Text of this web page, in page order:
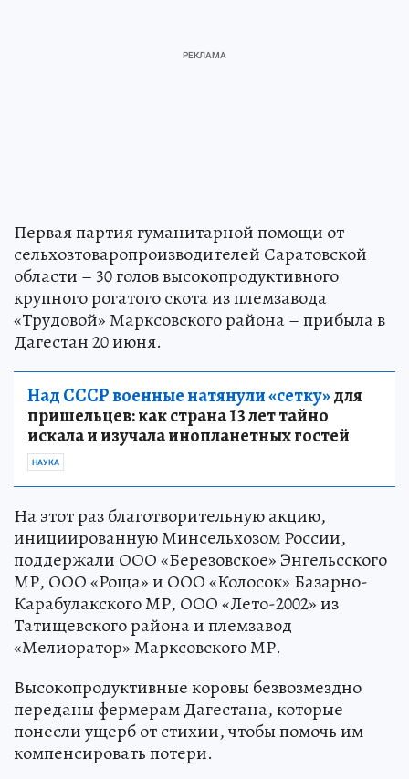
Первая партия гуманитарной помощи от
сельхозтоваропроизводителей Саратовской
области – 30 голов высокопродуктивного
крупного рогатого скота из племзавода
«Трудовой» Марксовского района – прибыла в
Дагестан 20 июня.
Над СССР военные натянули «сетку»для
пришельцев: как страна 13 лет тайно
искала и изучала инопланетных гостей
НАУКА
На этот раз благотворительную акцию,
инициированную Минсельхозом России,
поддержали ООО «Березовское» Энгельсского
МР, ООО «Роща» и ООО «Колосок» Базарно-
Карабулакского МР, ООО «Лето-2002» из
Татищевского района и племзавод
«Мелиоратор» Марксовского МР.
Высокопродуктивные коровы безвозмездно
переданы фермерам Дагестана, которые
понесли ущерб от стихии, чтобы помочь им
компенсировать потери.